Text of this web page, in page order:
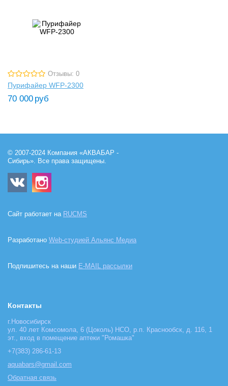
Отзывы: 0
Пурифайер WFP-2300
70 000 руб
© 2007-2024 Компания «АКВАБАР -
Сибирь». Все права защищены.
Сайт работает на RUCMS
Разработано Web-студией Альянс Медиа
Подпишитесь на наши E-MAIL рассылки
Контакты
г.Новосибирск
ул. 40 лет Комсомола, 6 (Цоколь) НСО, р.п. Краснообск, д. 116, 1
эт., вход в помещение аптеки "Ромашка"
+7(383) 286-61-13
aquabars@gmail.com
Обратная связь